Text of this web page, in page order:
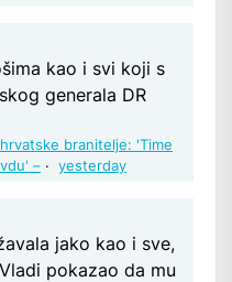
kao i svi koji s
generala DR
branitelje: 'Time
– · yesterday
jako kao i sve,
pokazao da mu